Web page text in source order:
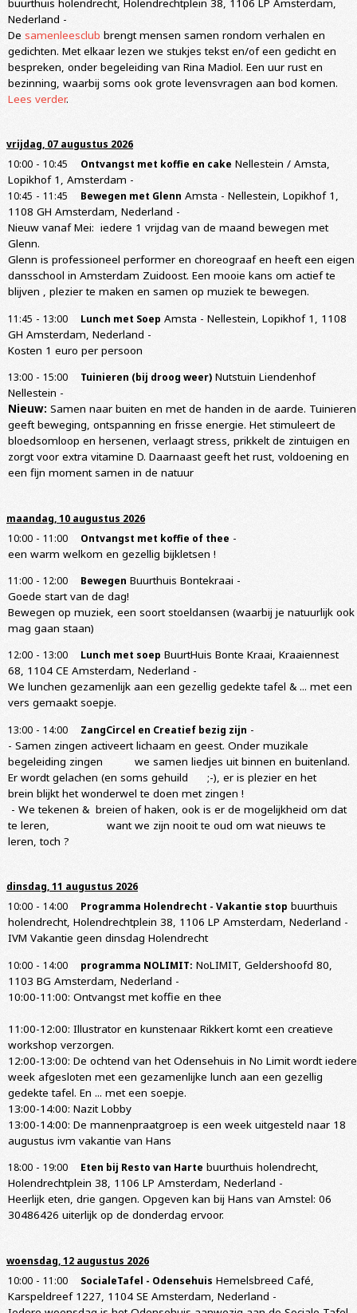
buurthuis holendrecht, Holendrechtplein 38, 1106 LP Amsterdam,
Nederland -
De samenleesclub brengt mensen samen rondom verhalen en
gedichten. Met elkaar lezen we stukjes tekst en/of een gedicht en
bespreken, onder begeleiding van Rina Madiol. Een uur rust en
bezinning, waarbij soms ook grote levensvragen aan bod komen.
Lees verder.
vrijdag, 07 augustus 2026
10:00 - 10:45 Ontvangst met koffie en cake Nellestein / Amsta,
Lopikhof 1, Amsterdam -
10:45 - 11:45 Bewegen met Glenn Amsta - Nellestein, Lopikhof 1,
1108 GH Amsterdam, Nederland -
Nieuw vanaf Mei: iedere 1 vrijdag van de maand bewegen met
Glenn.
Glenn is professioneel performer en choreograaf en heeft een eigen
dansschool in Amsterdam Zuidoost. Een mooie kans om actief te
blijven , plezier te maken en samen op muziek te bewegen.
11:45 - 13:00 Lunch met Soep Amsta - Nellestein, Lopikhof 1, 1108
GH Amsterdam, Nederland -
Kosten 1 euro per persoon
13:00 - 15:00 Tuinieren (bij droog weer) Nutstuin Liendenhof
Nellestein -
Nieuw: Samen naar buiten en met de handen in de aarde. Tuinieren
geeft beweging, ontspanning en frisse energie. Het stimuleert de
bloedsomloop en hersenen, verlaagt stress, prikkelt de zintuigen en
zorgt voor extra vitamine D. Daarnaast geeft het rust, voldoening en
een fijn moment samen in de natuur
maandag, 10 augustus 2026
10:00 - 11:00 Ontvangst met koffie of thee -
een warm welkom en gezellig bijkletsen !
11:00 - 12:00 Bewegen Buurthuis Bontekraai -
Goede start van de dag!
Bewegen op muziek, een soort stoeldansen (waarbij je natuurlijk ook
mag gaan staan)
12:00 - 13:00 Lunch met soep BuurtHuis Bonte Kraai, Kraaiennest
68, 1104 CE Amsterdam, Nederland -
We lunchen gezamenlijk aan een gezellig gedekte tafel & ... met een
vers gemaakt soepje.
13:00 - 14:00 ZangCircel en Creatief bezig zijn -
- Samen zingen activeert lichaam en geest. Onder muzikale
begeleiding zingen we samen liedjes uit binnen en buitenland.
Er wordt gelachen (en soms gehuild ;-), er is plezier en het
brein blijkt het wonderwel te doen met zingen !
- We tekenen & breien of haken, ook is er de mogelijkheid om dat
te leren, want we zijn nooit te oud om wat nieuws te
leren, toch ?
dinsdag, 11 augustus 2026
10:00 - 14:00 Programma Holendrecht - Vakantie stop buurthuis
holendrecht, Holendrechtplein 38, 1106 LP Amsterdam, Nederland -
IVM Vakantie geen dinsdag Holendrecht
10:00 - 14:00 programma NOLIMIT: NoLIMIT, Geldershoofd 80,
1103 BG Amsterdam, Nederland -
10:00-11:00: Ontvangst met koffie en thee
11:00-12:00: Illustrator en kunstenaar Rikkert komt een creatieve
workshop verzorgen.
12:00-13:00: De ochtend van het Odensehuis in No Limit wordt iedere
week afgesloten met een gezamenlijke lunch aan een gezellig
gedekte tafel. En ... met een soepje.
13:00-14:00: Nazit Lobby
13:00-14:00: De mannenpraatgroep is een week uitgesteld naar 18
augustus ivm vakantie van Hans
18:00 - 19:00 Eten bij Resto van Harte buurthuis holendrecht,
Holendrechtplein 38, 1106 LP Amsterdam, Nederland -
Heerlijk eten, drie gangen. Opgeven kan bij Hans van Amstel: 06
30486426 uiterlijk op de donderdag ervoor.
woensdag, 12 augustus 2026
10:00 - 11:00 SocialeTafel - Odensehuis Hemelsbreed Café,
Karspeldreef 1227, 1104 SE Amsterdam, Nederland -